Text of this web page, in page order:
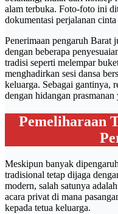
alam terbuka. Foto-foto ini
dokumentasi perjalanan
Penerimaan pengaruh Barat
dengan beberapa
tradisi seperti melempar
menghadirkan sesi dansa
keluarga. Sebagai gantinya,
dengan hidangan prasmanan
Pemeliharaan
Meskipun banyak
tradisional tetap dijaga
modern, salah satunya
acara privat di mana
kepada tetua keluarga.